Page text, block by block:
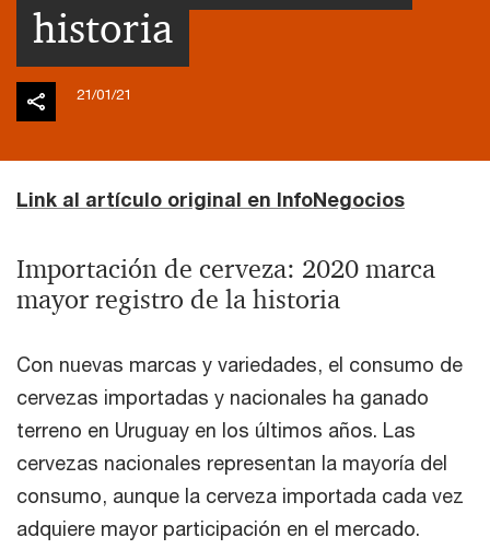
historia
21/01/21
Link al artículo original en InfoNegocios
Importación de cerveza: 2020 marca
mayor registro de la historia
Con nuevas marcas y variedades, el consumo de
cervezas importadas y nacionales ha ganado
terreno en Uruguay en los últimos años. Las
cervezas nacionales representan la mayoría del
consumo, aunque la cerveza importada cada vez
adquiere mayor participación en el mercado.